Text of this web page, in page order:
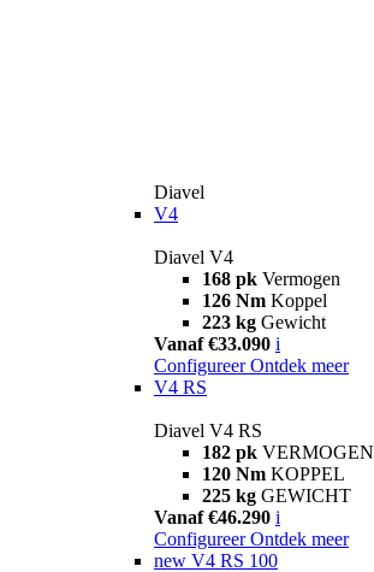
Diavel
V4
Diavel V4
168 pk Vermogen
126 Nm Koppel
223 kg Gewicht
Vanaf €33.090 i
Configureer Ontdek meer
V4 RS
Diavel V4 RS
182 pk VERMOGEN
120 Nm KOPPEL
225 kg GEWICHT
Vanaf €46.290 i
Configureer Ontdek meer
new V4 RS 100